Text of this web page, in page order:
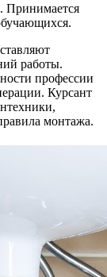
Принимается
работы.
профессии
Курсант
монтажа.